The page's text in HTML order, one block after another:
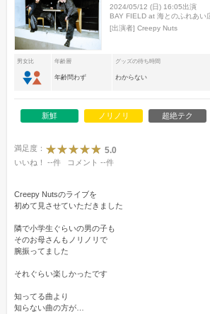
2024/05/12 (日) 16:05出演
BAY FIELD at 海とのふれあい
[出演者]Creepy Nuts
男女比 年齢層 グッズの待ち時間
年齢問わず わからない
新鮮 ノリノリ 超絶テク
満足度： 5.0
いいね！ --件 コメント --件
Creepy Nutsのライブを
初めて見させていただきました
隣で小学生ぐらいの男の子も
そのお母さんもノリノリで
腕振ってました
それぐらい楽しかったです
知ってる曲より
知らない曲の方が…